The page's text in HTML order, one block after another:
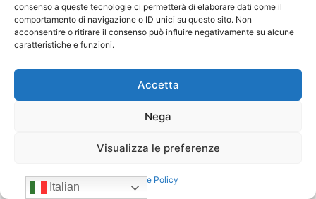
consenso a queste tecnologie ci permetterà di elaborare dati come il
comportamento di navigazione o ID unici su questo sito. Non
acconsentire o ritirare il consenso può influire negativamente su alcune
caratteristiche e funzioni.
Accetta
Nega
Visualizza le preferenze
Cookie Policy
22/06/2026
Italian